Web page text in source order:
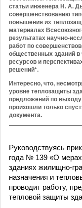
статьи инженера Н. А.
совершенствованию
повышения их
материалах
результатах научно-
работ по
общественных зданий в
ресурсов и
решений*.
Интересно, что,
уровне теплозащиты
предложений по выходу
произошли только
документа.
Руководствуясь
года № 139 «О
зданиях жилищно-
назначения и
проводит работу,
тепловой защиты